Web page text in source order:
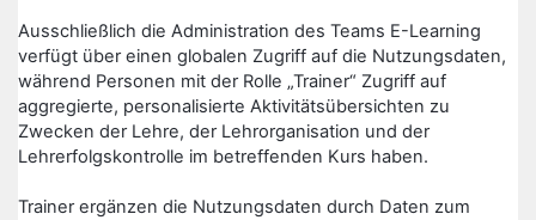
Ausschließlich die Administration des Teams E-Learning
verfügt über einen globalen Zugriff auf die Nutzungsdaten,
während Personen mit der Rolle „Trainer“ Zugriff auf
aggregierte, personalisierte Aktivitätsübersichten zu
Zwecken der Lehre, der Lehrorganisation und der
Lehrerfolgskontrolle im betreffenden Kurs haben.
Trainer ergänzen die Nutzungsdaten durch Daten zum